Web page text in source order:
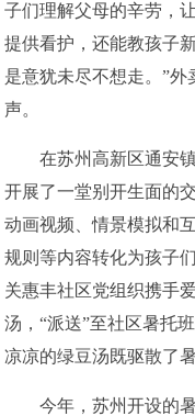
子们理解父母的辛劳，
提供看护，还能教孩子
是意犹未尽不想走。”
声。
在苏州高新区通安镇
开展了一堂别开生面的
动画视频、情景模拟和
规则等内容转化为孩子
关惠丰社区党组织携手
汤，“派送”至社区暑托
凉凉的绿豆汤既驱散了
今年，苏州开设的暑